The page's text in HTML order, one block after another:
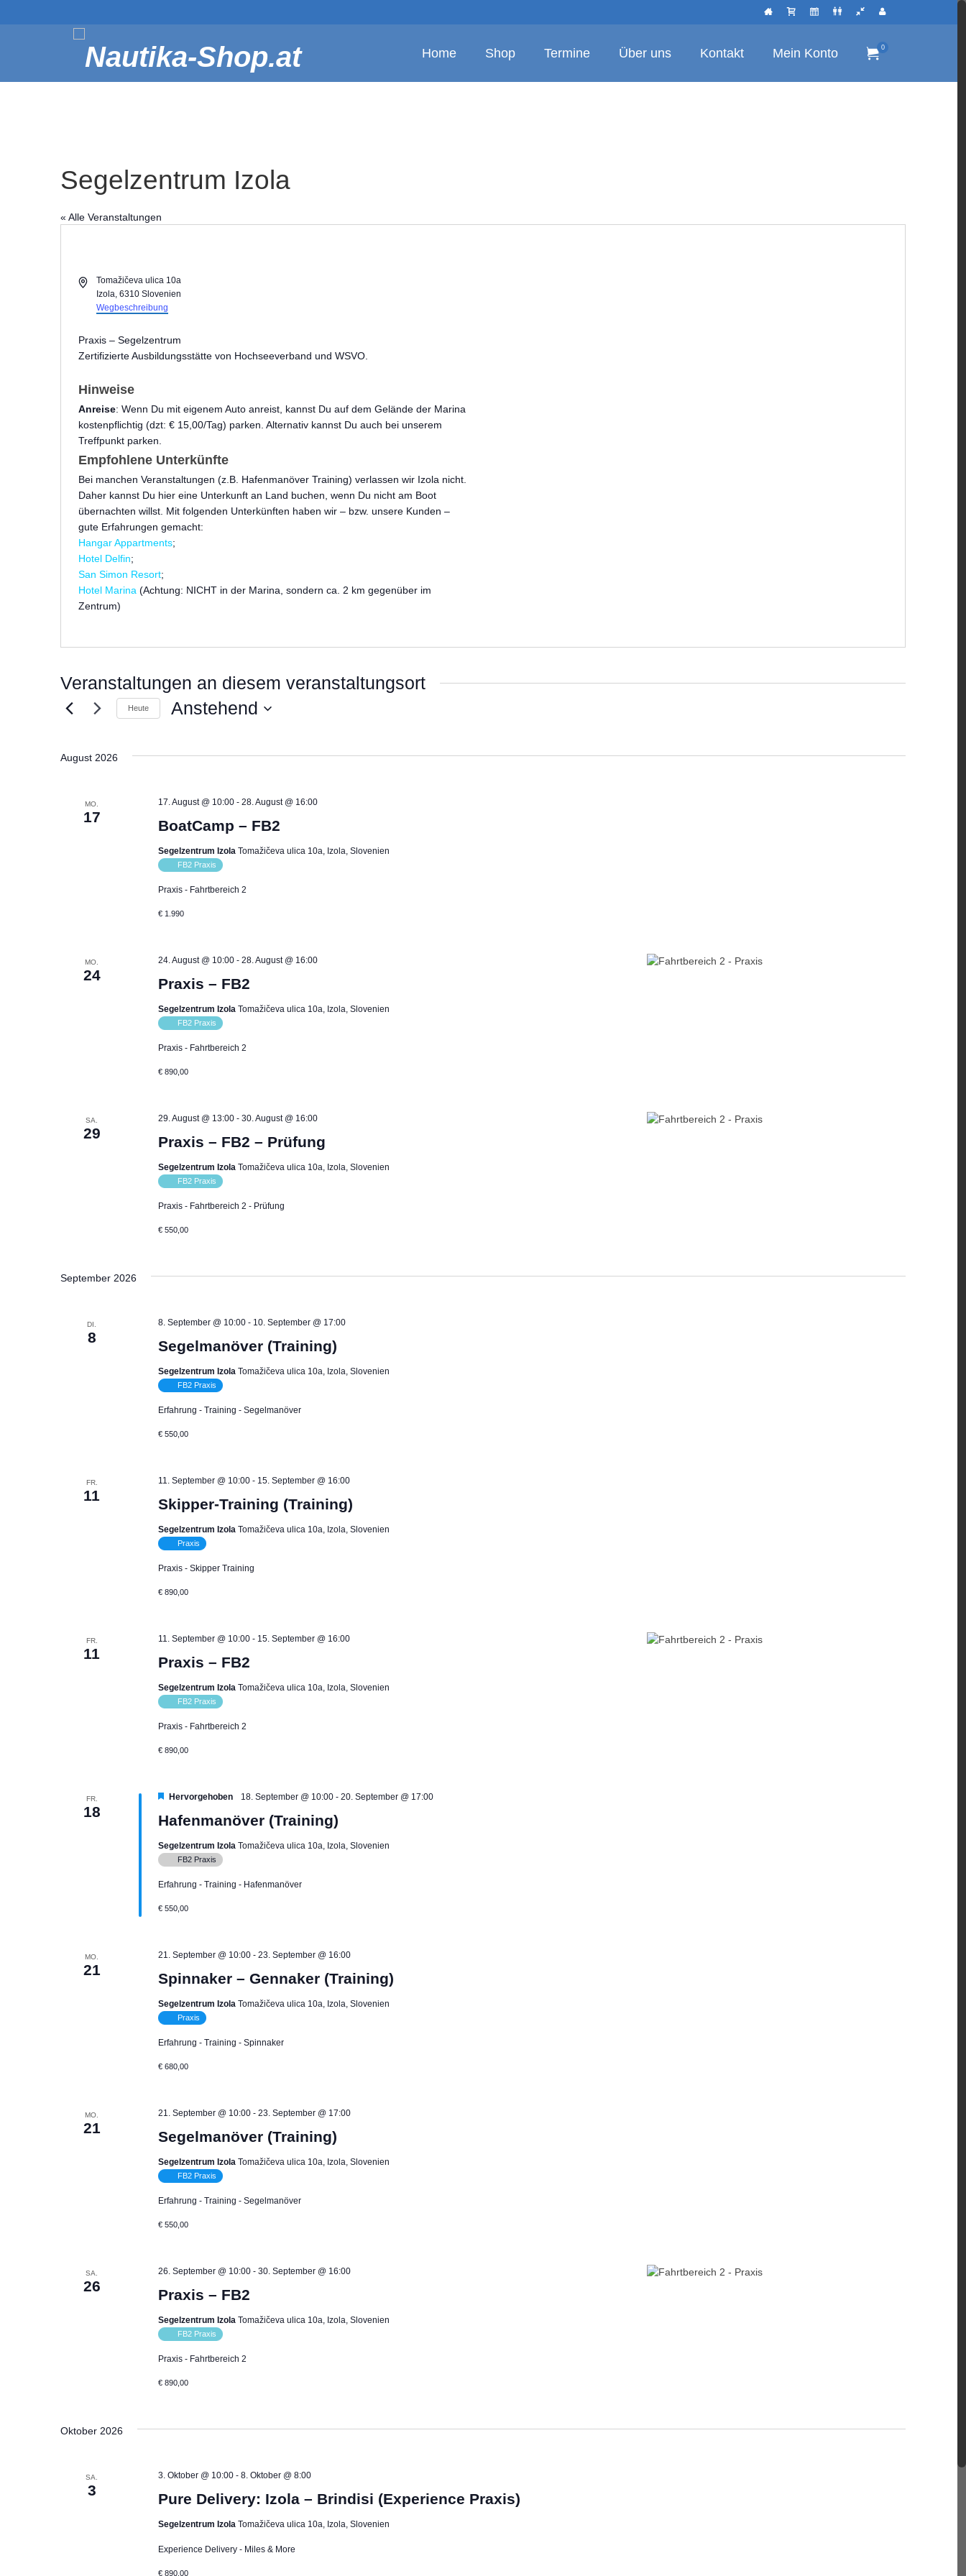
Home Shop Termine Über uns Kontakt Mein Konto 0
Segelzentrum Izola
« Alle Veranstaltungen
AdresseTomažičeva ulica 10a
Izola, 6310 Slovenien
Wegbeschreibung
Praxis – Segelzentrum
Zertifizierte Ausbildungsstätte von Hochseeverband und WSVO.
Hinweise
Anreise: Wenn Du mit eigenem Auto anreist, kannst Du auf dem Gelände der Marina
kostenpflichtig (dzt: € 15,00/Tag) parken. Alternativ kannst Du auch bei unserem
Treffpunkt parken.
Empfohlene Unterkünfte
Bei manchen Veranstaltungen (z.B. Hafenmanöver Training) verlassen wir Izola nicht.
Daher kannst Du hier eine Unterkunft an Land buchen, wenn Du nicht am Boot
übernachten willst. Mit folgenden Unterkünften haben wir – bzw. unsere Kunden –
gute Erfahrungen gemacht:
Hangar Appartments;
Hotel Delfin;
San Simon Resort;
Hotel Marina (Achtung: NICHT in der Marina, sondern ca. 2 km gegenüber im
Zentrum)
Veranstaltungen an diesem veranstaltungsort
Heute Anstehend
August 2026
MO.
17
BoatCamp – FB2
17. August @ 10:00- 28. August @ 16:00
Segelzentrum Izola Tomažičeva ulica 10a, Izola, Slovenien
FB2 Praxis
Praxis - Fahrtbereich 2
€ 1.990
MO.
24
Praxis – FB2
24. August @ 10:00- 28. August @ 16:00
Segelzentrum Izola Tomažičeva ulica 10a, Izola, Slovenien
FB2 Praxis
Praxis - Fahrtbereich 2
€ 890,00
SA.
29
Praxis – FB2 – Prüfung
29. August @ 13:00- 30. August @ 16:00
Segelzentrum Izola Tomažičeva ulica 10a, Izola, Slovenien
FB2 Praxis
Praxis - Fahrtbereich 2 - Prüfung
€ 550,00
September 2026
DI.
8
Segelmanöver (Training)
8. September @ 10:00- 10. September @ 17:00
Segelzentrum Izola Tomažičeva ulica 10a, Izola, Slovenien
FB2 Praxis
Erfahrung - Training - Segelmanöver
€ 550,00
FR.
11
Skipper-Training (Training)
11. September @ 10:00- 15. September @ 16:00
Segelzentrum Izola Tomažičeva ulica 10a, Izola, Slovenien
Praxis
Praxis - Skipper Training
€ 890,00
FR.
11
Praxis – FB2
11. September @ 10:00- 15. September @ 16:00
Segelzentrum Izola Tomažičeva ulica 10a, Izola, Slovenien
FB2 Praxis
Praxis - Fahrtbereich 2
€ 890,00
FR.
18
Hafenmanöver (Training)
Hervorgehoben 18. September @ 10:00- 20. September @ 17:00
Segelzentrum Izola Tomažičeva ulica 10a, Izola, Slovenien
FB2 Praxis
Erfahrung - Training - Hafenmanöver
€ 550,00
MO.
21
Spinnaker – Gennaker (Training)
21. September @ 10:00- 23. September @ 16:00
Segelzentrum Izola Tomažičeva ulica 10a, Izola, Slovenien
Praxis
Erfahrung - Training - Spinnaker
€ 680,00
MO.
21
Segelmanöver (Training)
21. September @ 10:00- 23. September @ 17:00
Segelzentrum Izola Tomažičeva ulica 10a, Izola, Slovenien
FB2 Praxis
Erfahrung - Training - Segelmanöver
€ 550,00
SA.
26
Praxis – FB2
26. September @ 10:00- 30. September @ 16:00
Segelzentrum Izola Tomažičeva ulica 10a, Izola, Slovenien
FB2 Praxis
Praxis - Fahrtbereich 2
€ 890,00
Oktober 2026
SA.
3
Pure Delivery: Izola – Brindisi (Experience Praxis)
3. Oktober @ 10:00- 8. Oktober @ 8:00
Segelzentrum Izola Tomažičeva ulica 10a, Izola, Slovenien
Experience Delivery - Miles & More
€ 890,00